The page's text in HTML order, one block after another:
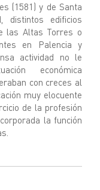
(1581) y de Santa
distintos edificios
las Altas Torres o
en Palencia y
actividad no le
económica
con creces al
muy elocuente
de la profesión
la función